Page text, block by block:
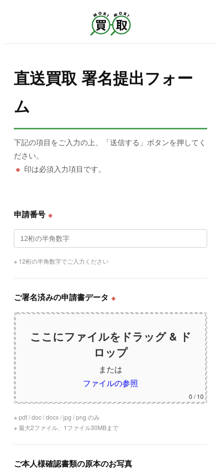
直送買取 署名提出フォー
ム
下記の項目をご入力の上、「送信する」ボタンを押してく
ださい。
※ 印は必須入力項目です。
申請番号 ※
※ 12桁の半角数字でご入力ください
ご署名済みの申請書データ ※
ここにファイルをドラッグ & ド
ロップ
または
ファイルの参照
0 / 10
※ pdf / doc / docx / jpg / png のみ
※ 最大2ファイル、1ファイル30MBまで
ご本人様確認書類の原本のお写真